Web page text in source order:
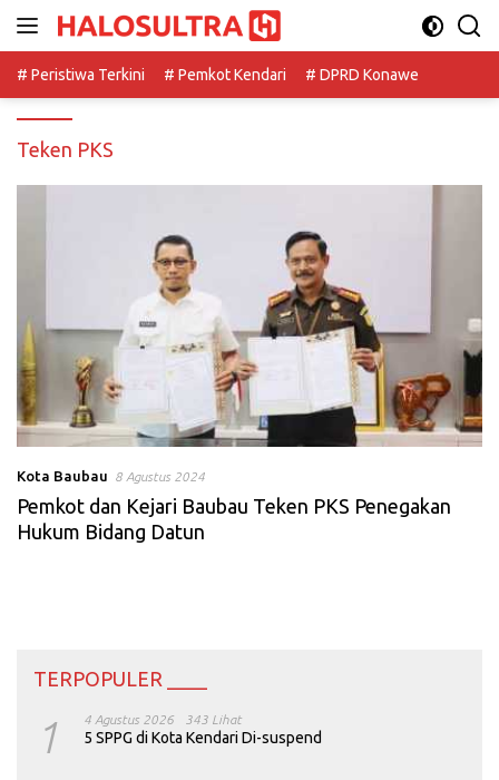
# Peristiwa Terkini
# Pemkot Kendari # DPRD Konawe
Teken PKS
Kota Baubau 8 Agustus 2024
Pemkot dan Kejari Baubau Teken PKS Penegakan
Hukum Bidang Datun
TERPOPULER ____
1 4 Agustus 2026 343 Lihat
5 SPPG di Kota Kendari Di-suspend